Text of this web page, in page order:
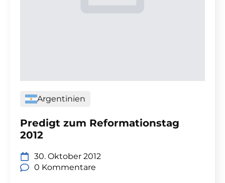
Argentinien
Predigt zum Reformationstag
2012
30. Oktober 2012
0 Kommentare